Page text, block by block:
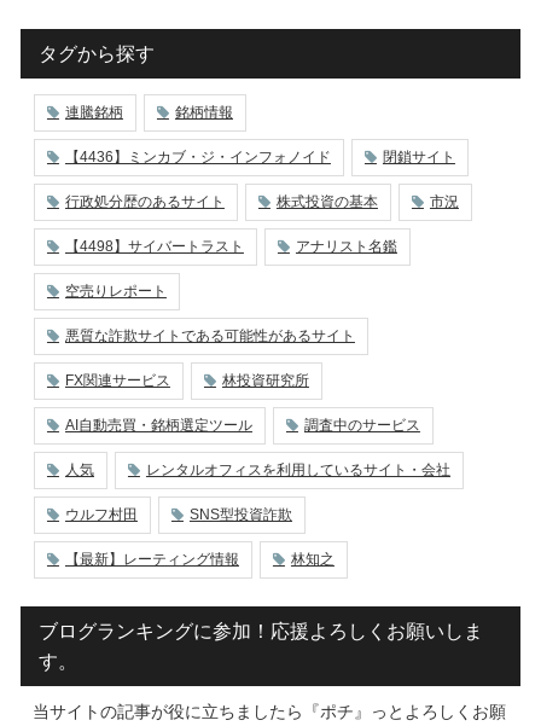
タグから探す
連騰銘柄 銘柄情報
【4436】ミンカブ・ジ・インフォノイド 閉鎖サイト
行政処分歴のあるサイト 株式投資の基本 市況
【4498】サイバートラスト アナリスト名鑑
空売りレポート
悪質な詐欺サイトである可能性があるサイト
FX関連サービス 林投資研究所
AI自動売買・銘柄選定ツール 調査中のサービス
人気 レンタルオフィスを利用しているサイト・会社
ウルフ村田 SNS型投資詐欺
【最新】レーティング情報 林知之
ブログランキングに参加！応援よろしくお願いしま
す。
当サイトの記事が役に立ちましたら『ポチ』っとよろしくお願